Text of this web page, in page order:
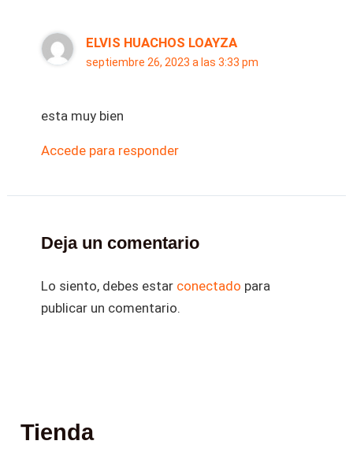
ELVIS HUACHOS LOAYZA
septiembre 26, 2023 a las 3:33 pm
esta muy bien
Accede para responder
Deja un comentario
Lo siento, debes estar conectado para
publicar un comentario.
Tienda